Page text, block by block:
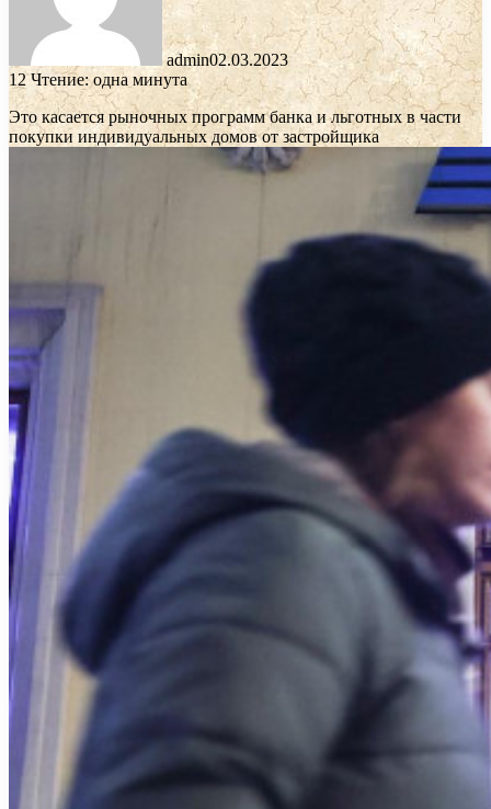
admin02.03.2023
12Чтение: одна минута
Это касается рыночных программ банка и льготных в части
покупки индивидуальных домов от застройщика